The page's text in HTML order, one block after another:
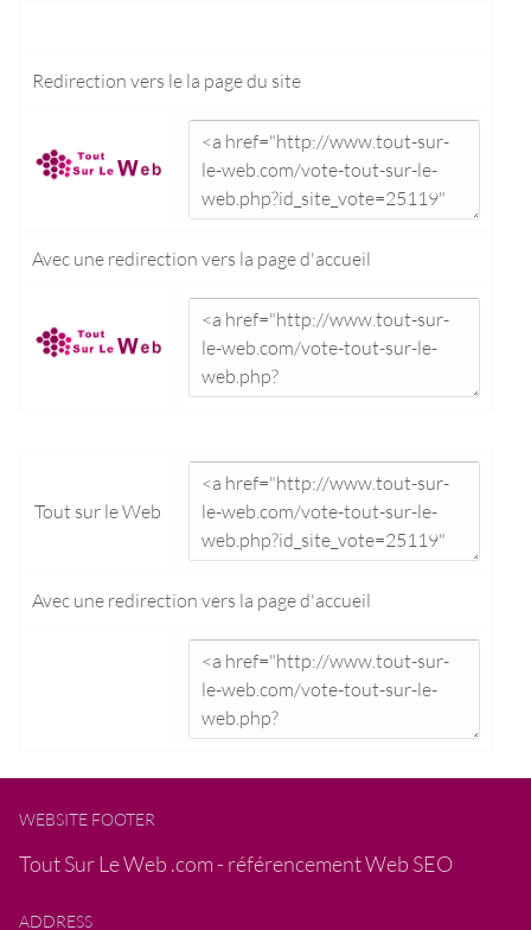
Redirection vers le la page du site
Avec une redirection vers la page d'accueil
Tout sur le Web
Avec une redirection vers la page d'accueil
WEBSITE FOOTER
Tout Sur Le Web .com - référencement Web SEO
ADDRESS